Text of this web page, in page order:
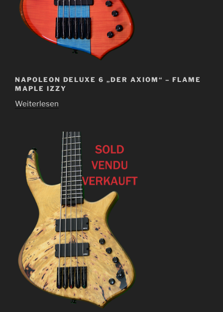
NAPOLEON DELUXE 6 „DER AXIOM“ – FLAME
MAPLE IZZY
Weiterlesen